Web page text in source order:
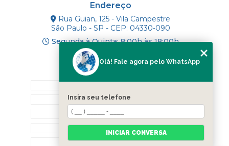
Endereço
Rua Guian, 125 - Vila Campestre
São Paulo - SP - CEP: 04330-090
Segunda à Quinta: 8:00h às 18:00h
Mapa do Site
SOBRE NÓS
PRODUTOS
BLOG
CONTATO
Olá! Fale agora pelo WhatsApp
Insira seu telefone
INICIAR CONVERSA